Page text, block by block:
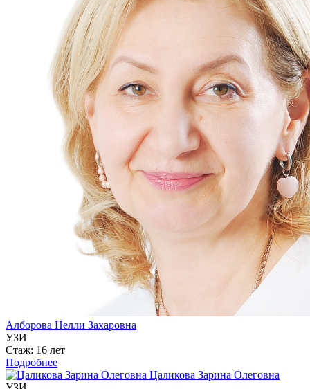
Алборова Нелли Захаровна
УЗИ
Стаж: 16 лет
Подробнее
Цаликова Зарина Олеговна